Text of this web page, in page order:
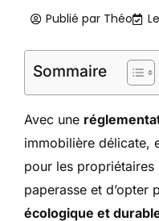
Publié par Théo Le
Sommaire
Avec une
immobilière délicate,
pour les
paperasse et d’opter
écologique et